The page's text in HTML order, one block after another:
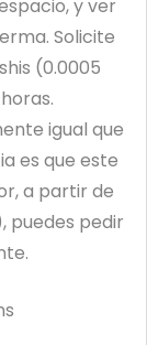
y ver
Solicite
(0.0005
igual que
es que este
a partir de
puedes pedir